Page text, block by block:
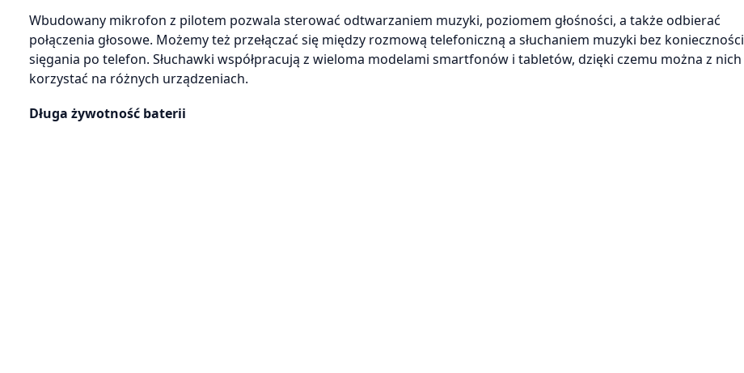
Wbudowany mikrofon z pilotem pozwala sterować odtwarzaniem muzyki, poziomem głośności, a także odbierać
połączenia głosowe. Możemy też przełączać się między rozmową telefoniczną a słuchaniem muzyki bez konieczności
sięgania po telefon. Słuchawki współpracują z wieloma modelami smartfonów i tabletów, dzięki czemu można z nich
korzystać na różnych urządzeniach.
Długa żywotność baterii